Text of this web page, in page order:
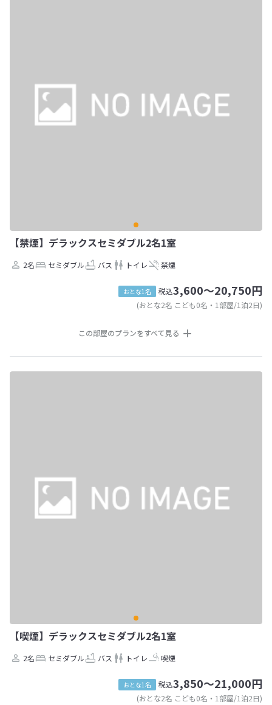
【禁煙】デラックスセミダブル2名1室
2名 セミダブル バス トイレ 禁煙
おとな1名 税込3,600～20,750円
(おとな2名 こども0名・1部屋/1泊2日)
この部屋のプランをすべて見る
【喫煙】デラックスセミダブル2名1室
2名 セミダブル バス トイレ 喫煙
おとな1名 税込3,850～21,000円
(おとな2名 こども0名・1部屋/1泊2日)